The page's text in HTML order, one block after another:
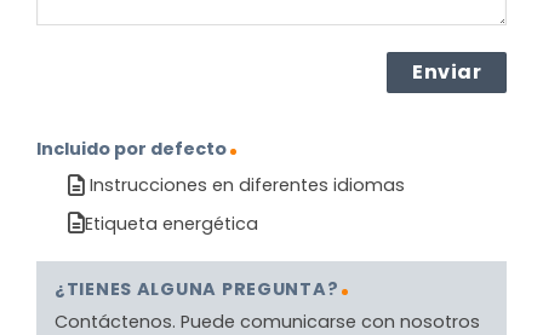
Incluido por defecto
Instrucciones en diferentes idiomas
Etiqueta energética
¿TIENES ALGUNA PREGUNTA?
Contáctenos. Puede comunicarse con nosotros